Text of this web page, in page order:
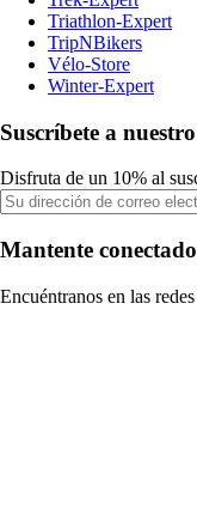
Triathlon-Expert
TripNBikers
Vélo-Store
Winter-Expert
Suscríbete a
Disfruta de un 10% al
Mantente conectado
Encuéntranos en las